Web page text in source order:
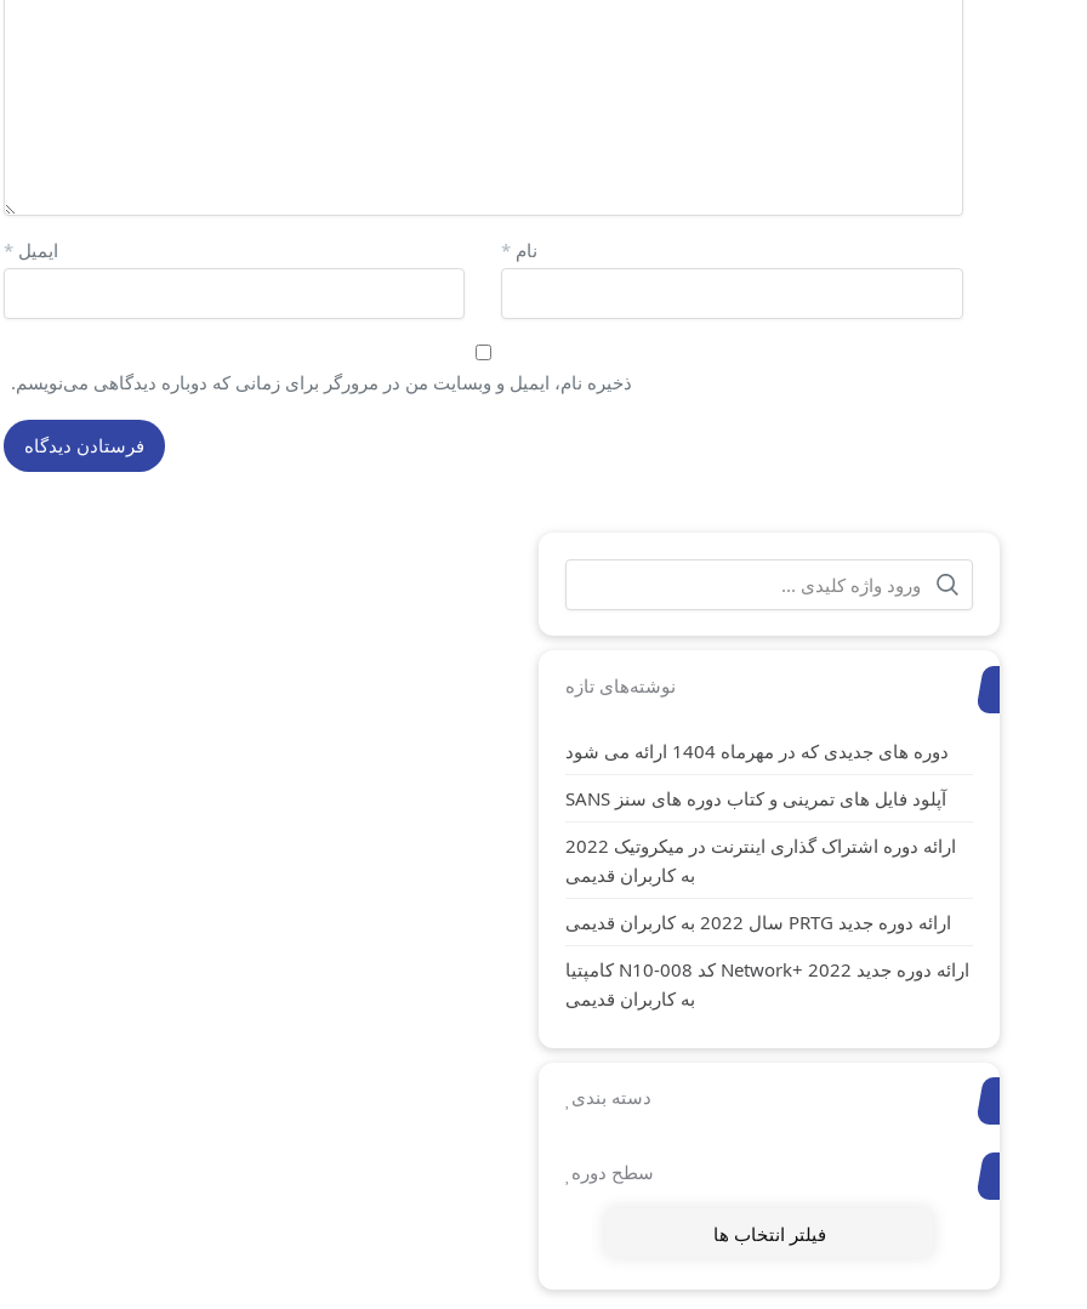
نام * ایمیل*
ذخیره نام، ایمیل و وبسایت من در مرورگر برای زمانی که دوباره دیدگاهی می‌نویسم.
جستجو
برای:
نوشته‌های تازه
دوره های جدیدی که در مهرماه 1404 ارائه می شود
آپلود فایل های تمرینی و کتاب دوره های سنز SANS
ارائه دوره اشتراک گذاری اینترنت در میکروتیک 2022
به کاربران قدیمی
ارائه دوره جدید PRTG سال 2022 به کاربران قدیمی
ارائه دوره جدید Network+ 2022 کد N10-008 کامپتیا
به کاربران قدیمی
دسته بندی
سطح دوره
فیلتر انتخاب ها